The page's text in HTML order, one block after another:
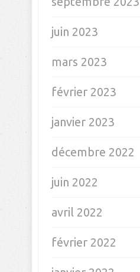
juin 2023
mars 2023
février 2023
janvier 2023
décembre 2022
juin 2022
avril 2022
février 2022